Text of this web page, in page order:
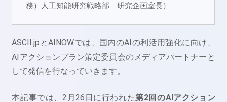
務）人工知能研究戦略部 研究企画室長）
ASCII.jpとAINOWでは、国内のAIの利活用強化に向け、
AIアクションプラン策定委員会のメディアパートナーと
して発信を行なっていきます。
本記事では、2月26日に行われた第2回のAIアクション